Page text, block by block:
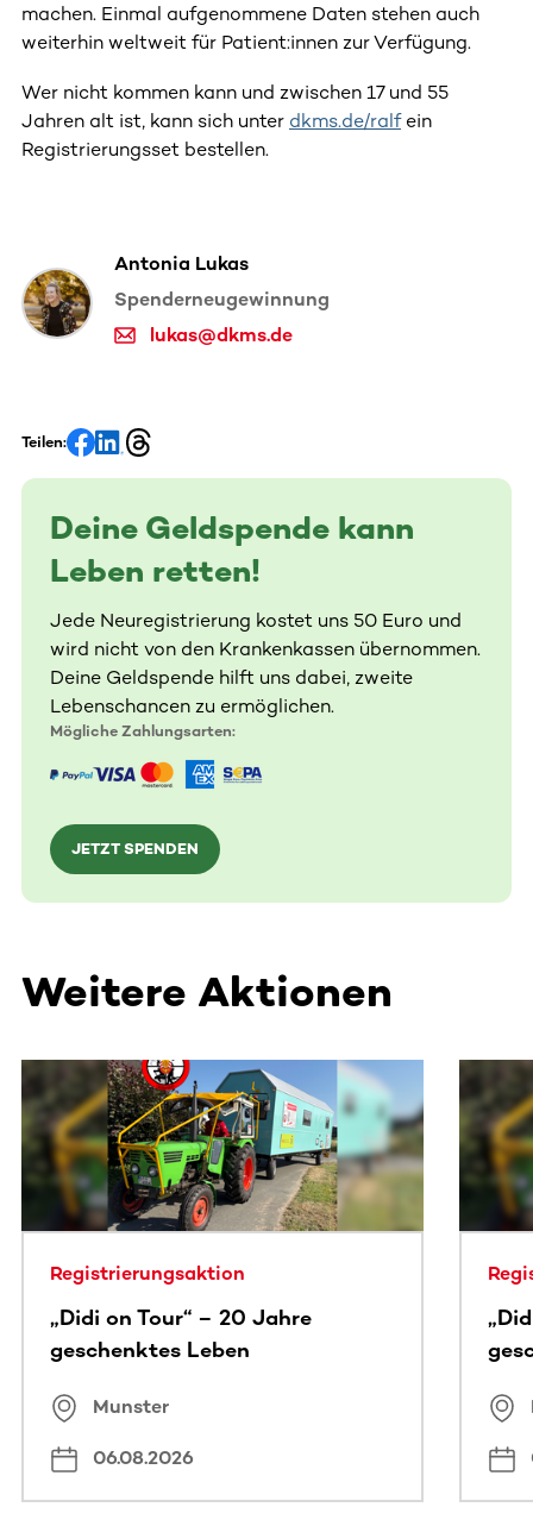
machen. Einmal aufgenommene Daten stehen auch
weiterhin weltweit für Patient:innen zur Verfügung.
Wer nicht kommen kann und zwischen 17 und 55
Jahren alt ist, kann sich unter dkms.de/ralfein
Registrierungsset bestellen.
Antonia Lukas
Spenderneugewinnung
lukas@dkms.de
Teilen:
Deine Geldspende kann
Leben retten!
Jede Neuregistrierung kostet uns 50 Euro und
wird nicht von den Krankenkassen übernommen.
Deine Geldspende hilft uns dabei, zweite
Lebenschancen zu ermöglichen.
Mögliche Zahlungsarten:
JETZT SPENDEN
Weitere Aktionen
Dieser Bereich enthält horizontal scrollbare Inhalte.
Registrierungsaktion
„Didi on Tour“ – 20 Jahre
geschenktes Leben
Munster
06.08.2026